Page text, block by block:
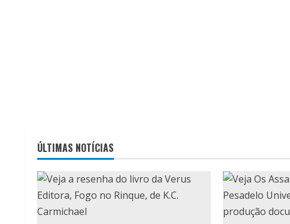
ÚLTIMAS NOTÍCIAS